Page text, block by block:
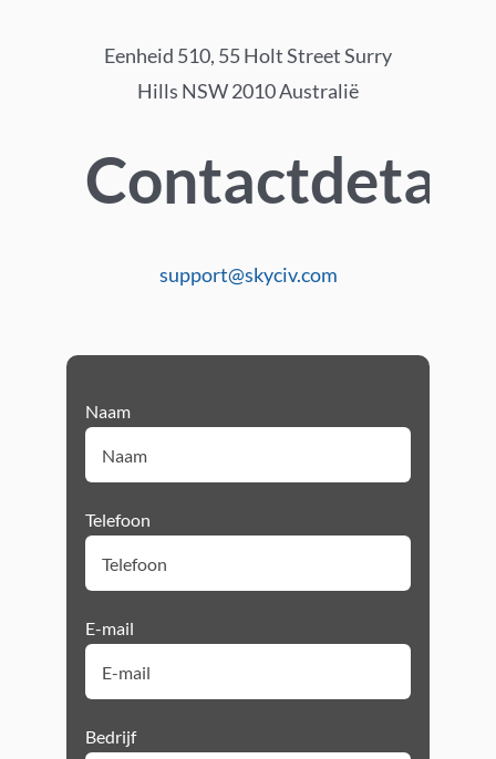
Eenheid 510, 55 Holt Street Surry
Hills NSW 2010 Australië
Contactdetail
support@skyciv.com
Naam
Telefoon
E-mail
Bedrijf